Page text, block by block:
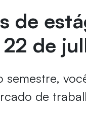
de
de
semestre,
de